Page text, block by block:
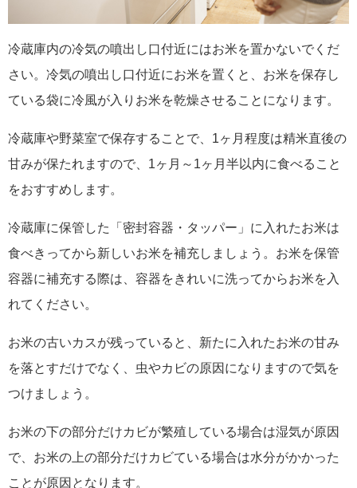
冷蔵庫内の冷気の噴出し口付近にはお米を置かないでくだ
さい。冷気の噴出し口付近にお米を置くと、お米を保存し
ている袋に冷風が入りお米を乾燥させることになります。
冷蔵庫や野菜室で保存することで、1ヶ月程度は精米直後の
甘みが保たれますので、1ヶ月～1ヶ月半以内に食べること
をおすすめします。
冷蔵庫に保管した「密封容器・タッパー」に入れたお米は
食べきってから新しいお米を補充しましょう。お米を保管
容器に補充する際は、容器をきれいに洗ってからお米を入
れてください。
お米の古いカスが残っていると、新たに入れたお米の甘み
を落とすだけでなく、虫やカビの原因になりますので気を
つけましょう。
お米の下の部分だけカビが繁殖している場合は湿気が原因
で、お米の上の部分だけカビている場合は水分がかかった
ことが原因となります。